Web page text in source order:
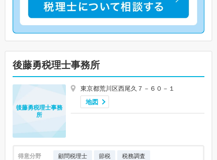
後藤勇税理士事務所
東京都荒川区西尾久７－６０－１
地図
後藤勇税理士事務
所
得意分野 顧問税理士 節税 税務調査